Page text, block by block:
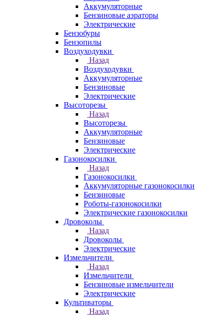
Аккумуляторные
Бензиновые аэраторы
Электрические
Бензобуры
Бензопилы
Воздуходувки
Назад
Воздуходувки
Аккумуляторные
Бензиновые
Электрические
Высоторезы
Назад
Высоторезы
Аккумуляторные
Бензиновые
Электрические
Газонокосилки
Назад
Газонокосилки
Аккумуляторные газонокосилки
Бензиновые
Роботы-газонокосилки
Электрические газонокосилки
Дровоколы
Назад
Дровоколы
Электрические
Измельчители
Назад
Измельчители
Бензиновые измельчители
Электрические
Культиваторы
Назад